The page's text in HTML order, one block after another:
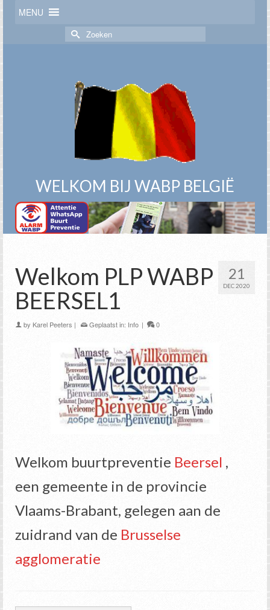
MENU
Zoek
naar:
WELKOM BIJ WABP BELGIË
21
DEC 2020
Welkom PLP WABP
BEERSEL1
by Karel Peeters | Geplaatst in: Info | 0
Welkom buurtpreventie Beersel ,
een gemeente in de provincie
Vlaams-Brabant, gelegen aan de
zuidrand van de Brusselse
agglomeratie